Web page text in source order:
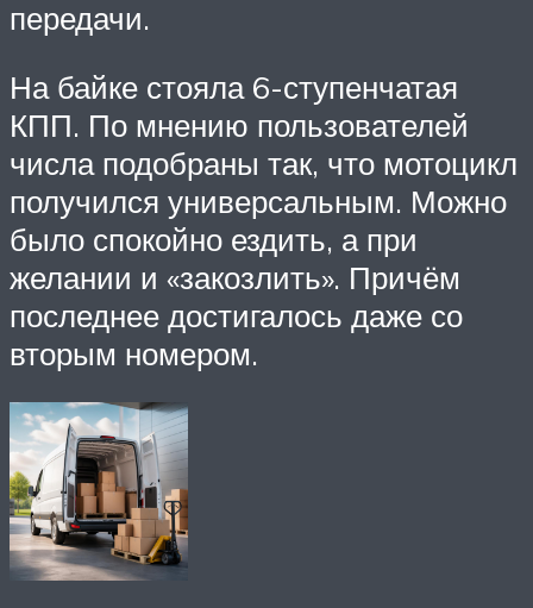
передачи.
На байке стояла 6-ступенчатая
КПП. По мнению пользователей
числа подобраны так, что мотоцикл
получился универсальным. Можно
было спокойно ездить, а при
желании и «закозлить». Причём
последнее достигалось даже со
вторым номером.